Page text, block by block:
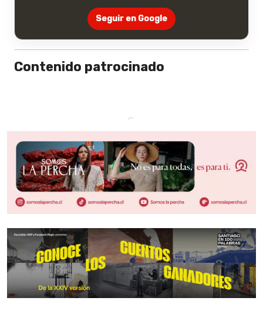
Seguir en Google
Contenido patrocinado